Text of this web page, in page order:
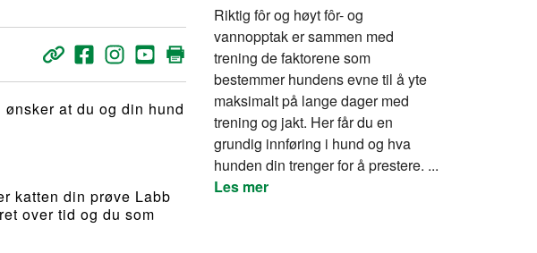
at du og din hund
katten din prøve Labb
over tid og du som
Riktig fôr og høyt fôr- og
vannopptak er sammen med
trening de faktorene som
bestemmer hundens evne til å yte
maksimalt på lange dager med
trening og jakt. Her får du en
grundig innføring i hund og hva
hunden din trenger for å prestere. ...
Les mer